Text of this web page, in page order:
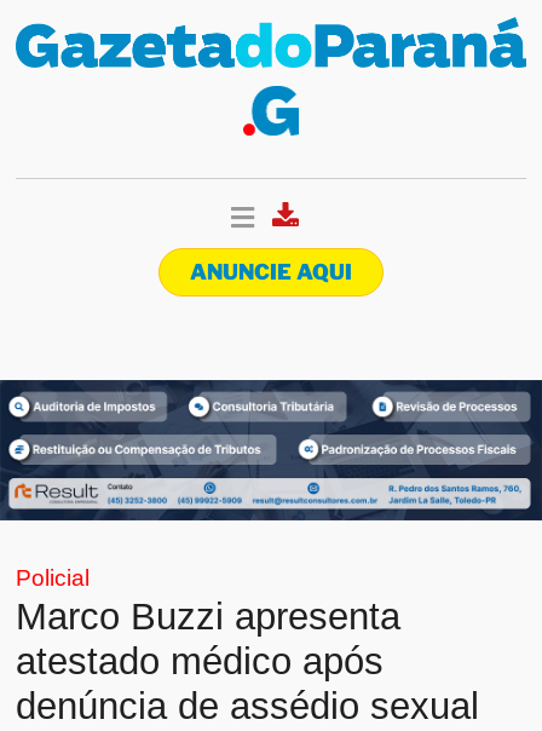
ANUNCIE AQUI
Policial
Marco Buzzi apresenta
atestado médico após
denúncia de assédio sexual